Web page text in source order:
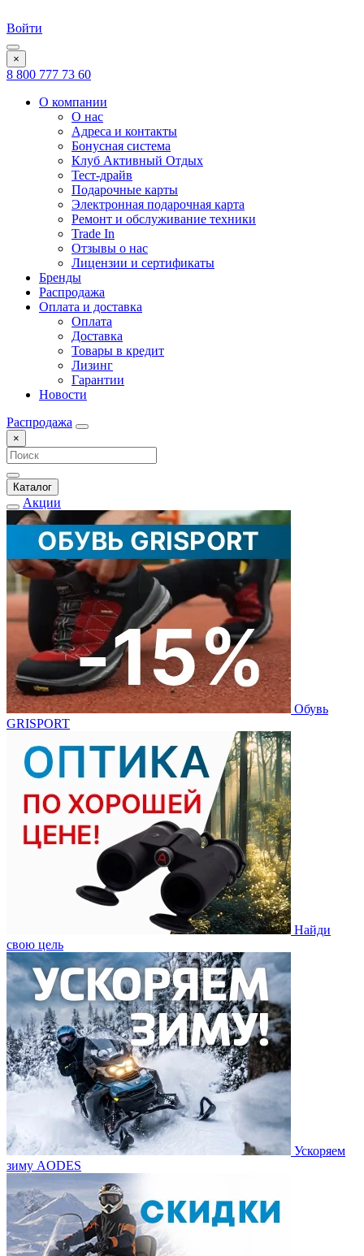
Войти
×
8 800 777 73 60
О компании
О нас
Адреса и контакты
Бонусная система
Клуб Активный Отдых
Тест-драйв
Подарочные карты
Электронная подарочная карта
Ремонт и обслуживание техники
Trade In
Отзывы о нас
Лицензии и сертификаты
Бренды
Распродажа
Оплата и доставка
Оплата
Доставка
Товары в кредит
Лизинг
Гарантии
Новости
Распродажа
×
Каталог
Акции
Обувь
GRISPORT
Найди
свою цель
Ускоряем
зиму AODES